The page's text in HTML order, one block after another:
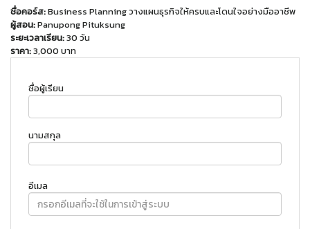
ชื่อคอร์ส:Business Planning วางแผนธุรกิจให้ครบและโดนใจอย่างมืออาชีพ
ผู้สอน:Panupong Pituksung
ระยะเวลาเรียน:30 วัน
ราคา:3,000 บาท
ชื่อผู้เรียน
นามสกุล
อีเมล